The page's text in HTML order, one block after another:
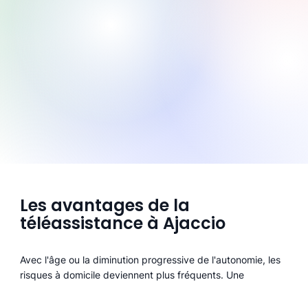
Les avantages de la
téléassistance à Ajaccio
Avec l'âge ou la diminution progressive de l'autonomie, les
risques à domicile deviennent plus fréquents. Une